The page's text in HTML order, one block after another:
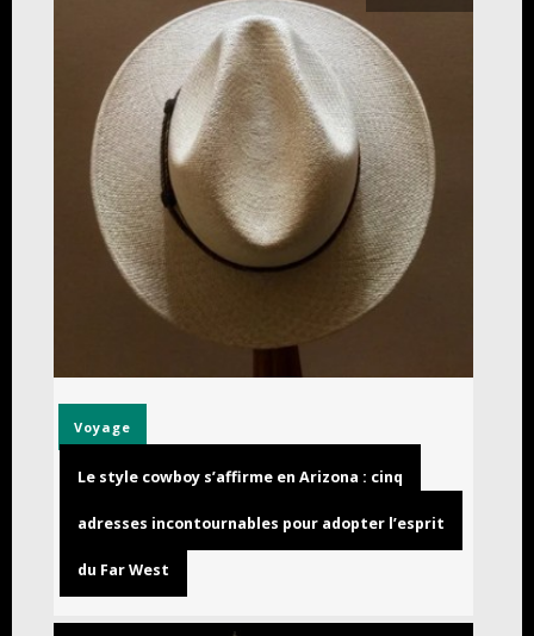
Voyage
Le style cowboy s’affirme en Arizona : cinq
adresses incontournables pour adopter l’esprit
du Far West